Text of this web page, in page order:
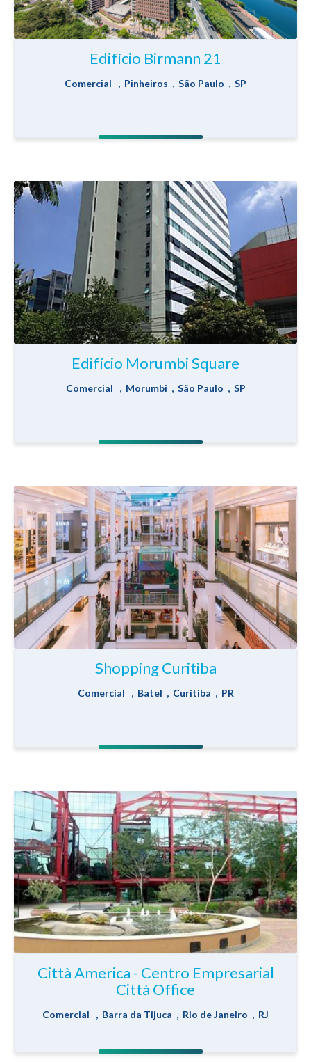
Edifício Birmann 21
Comercial , Pinheiros , São Paulo , SP
Edifício Morumbi Square
Comercial , Morumbi , São Paulo , SP
Shopping Curitiba
Comercial , Batel , Curitiba , PR
Città America - Centro Empresarial
Città Office
Comercial , Barra da Tijuca , Rio de Janeiro , RJ